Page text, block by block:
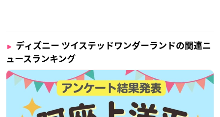
ディズニー ツイステッドワンダーランドの関連ニ
ュースランキング